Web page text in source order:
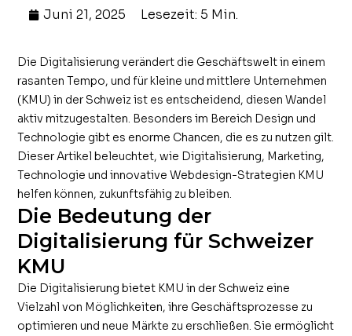
Juni 21, 2025 Lesezeit: 5 Min.
Die Digitalisierung verändert die Geschäftswelt in einem
rasanten Tempo, und für kleine und mittlere Unternehmen
(KMU) in der Schweiz ist es entscheidend, diesen Wandel
aktiv mitzugestalten. Besonders im Bereich Design und
Technologie gibt es enorme Chancen, die es zu nutzen gilt.
Dieser Artikel beleuchtet, wie Digitalisierung, Marketing,
Technologie und innovative Webdesign-Strategien KMU
helfen können, zukunftsfähig zu bleiben.
Die Bedeutung der
Digitalisierung für Schweizer
KMU
Die Digitalisierung bietet KMU in der Schweiz eine
Vielzahl von Möglichkeiten, ihre Geschäftsprozesse zu
optimieren und neue Märkte zu erschließen. Sie ermöglicht